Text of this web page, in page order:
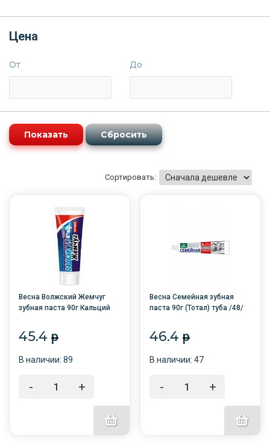
Цена
От До
Сортировать:
Весна Волжский Жемчуг
зубная паста 90г Кальций
45.4 p
В наличии: 89
- +
Весна Семейная зубная
паста 90г (Тотал) туба /48/
46.4p
В наличии: 47
- +